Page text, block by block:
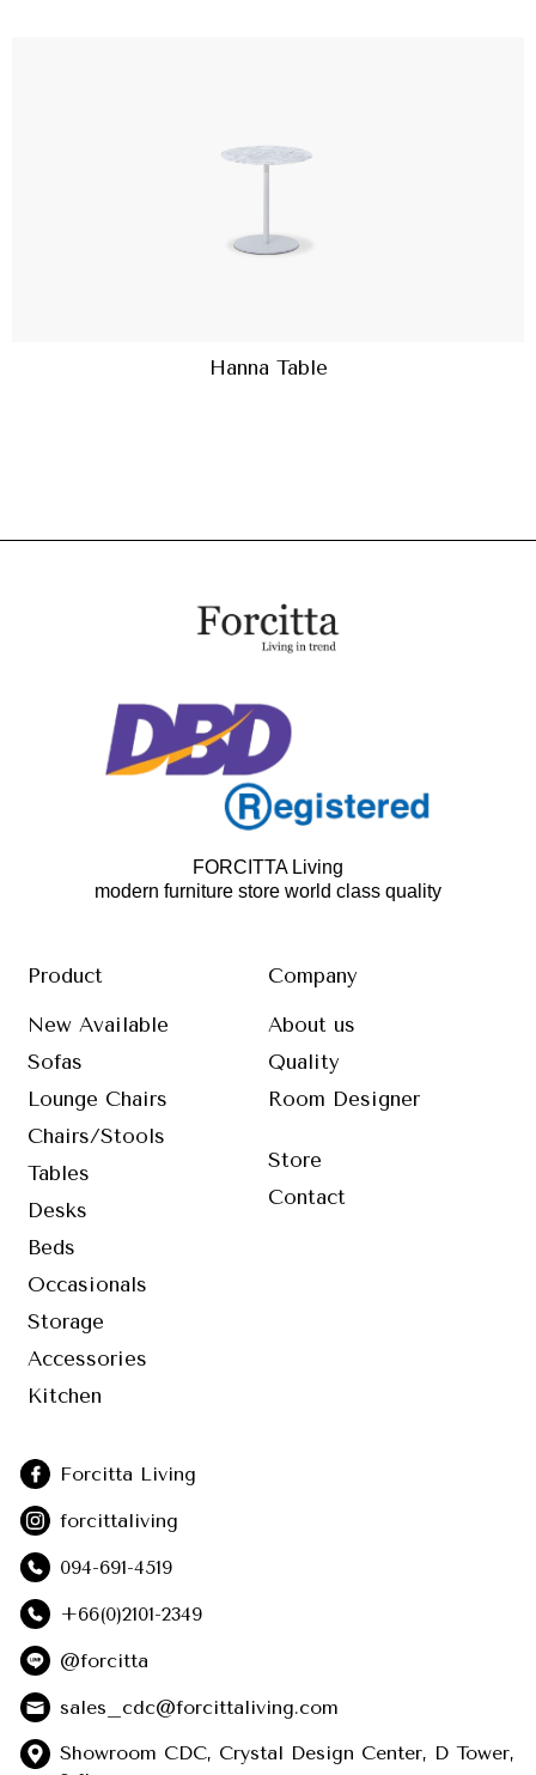
Hanna Table
FORCITTA Living
modern furniture store world class quality
Product
New Available
Sofas
Lounge Chairs
Chairs/Stools
Tables
Desks
Beds
Occasionals
Storage
Accessories
Kitchen
Company
About us
Quality
Room Designer
Store
Contact
Forcitta Living
forcittaliving
094-691-4519
+66(0)2101-2349
@forcitta
sales_cdc@forcittaliving.com
Showroom CDC, Crystal Design Center, D Tower,